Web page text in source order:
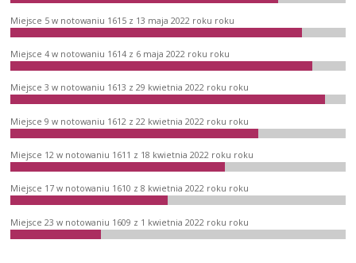
Miejsce 5 w notowaniu 1615 z 13 maja 2022 roku roku
Miejsce 4 w notowaniu 1614 z 6 maja 2022 roku roku
Miejsce 3 w notowaniu 1613 z 29 kwietnia 2022 roku roku
Miejsce 9 w notowaniu 1612 z 22 kwietnia 2022 roku roku
Miejsce 12 w notowaniu 1611 z 18 kwietnia 2022 roku roku
Miejsce 17 w notowaniu 1610 z 8 kwietnia 2022 roku roku
Miejsce 23 w notowaniu 1609 z 1 kwietnia 2022 roku roku